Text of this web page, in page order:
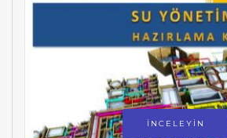
İNCELEYİN